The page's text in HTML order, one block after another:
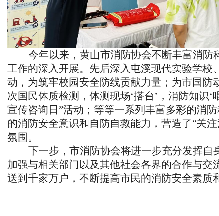
今年以来，黄山市消防协会不断丰富消
工作的深入开展。先后深入屯溪现代实验学校
动，为筑牢校园安全防线贡献力量；为市国防
次国民体质检测，体测现场‘搭台’，消防知识
宣传咨询日”活动；等等一系列丰富多彩的消
的消防安全意识和自防自救能力，营造了“关
氛围。
下一步，市消防协会将进一步充分发挥
加强与相关部门以及其他社会各界的合作与交
送到千家万户，不断提高市民的消防安全素质